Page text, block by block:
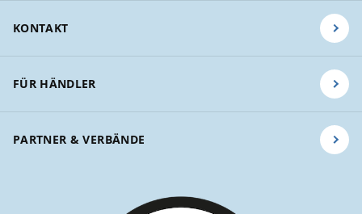
KONTAKT
FÜR HÄNDLER
PARTNER & VERBÄNDE